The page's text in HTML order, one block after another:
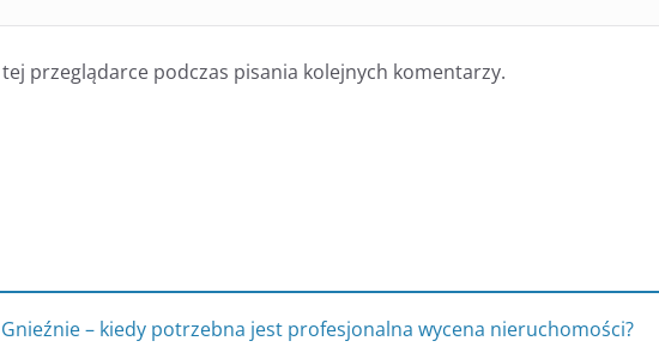
przeglądarce podczas pisania kolejnych komentarzy.
– kiedy potrzebna jest profesjonalna wycena nieruchomości?